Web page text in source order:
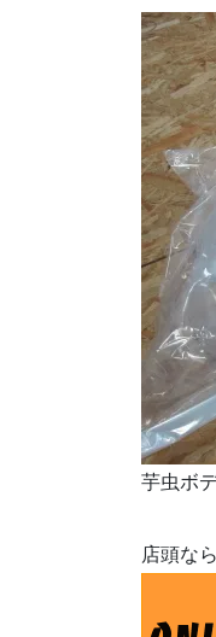
芋虫ボ
店頭な